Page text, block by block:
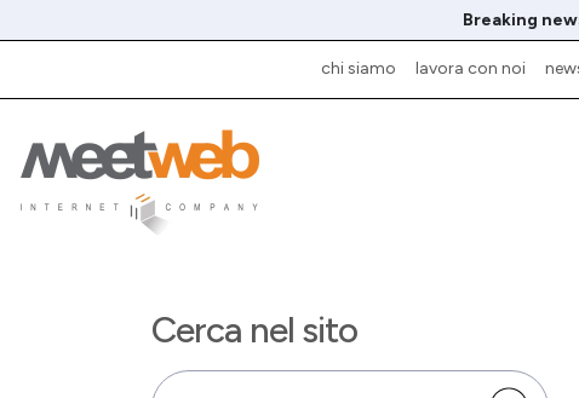
Breaking
chi siamo lavora con noi
Cerca nel sito